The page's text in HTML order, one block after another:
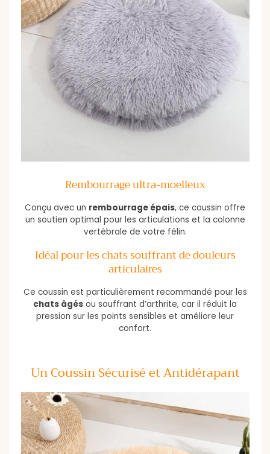
Rembourrage ultra-moelleux
Conçu avec un rembourrage épais, ce coussin offre
un soutien optimal pour les articulations et la colonne
vertébrale de votre félin.
Idéal pour les chats souffrant de douleurs
articulaires
Ce coussin est particulièrement recommandé pour les
chats âgés ou souffrant d’arthrite, car il réduit la
pression sur les points sensibles et améliore leur
confort.
Un Coussin Sécurisé et Antidérapant